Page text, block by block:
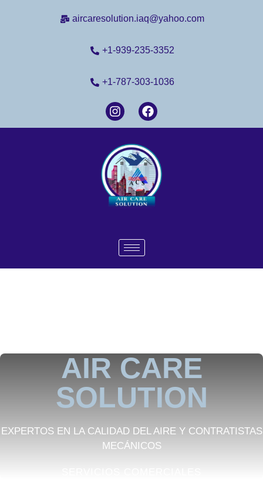
aircaresolution.iaq@yahoo.com
+1-939-235-3352
+1-787-303-1036
AIR CARE
SOLUTION
EXPERTOS EN LA CALIDAD DEL AIRE Y CONTRATISTAS
MECÁNICOS